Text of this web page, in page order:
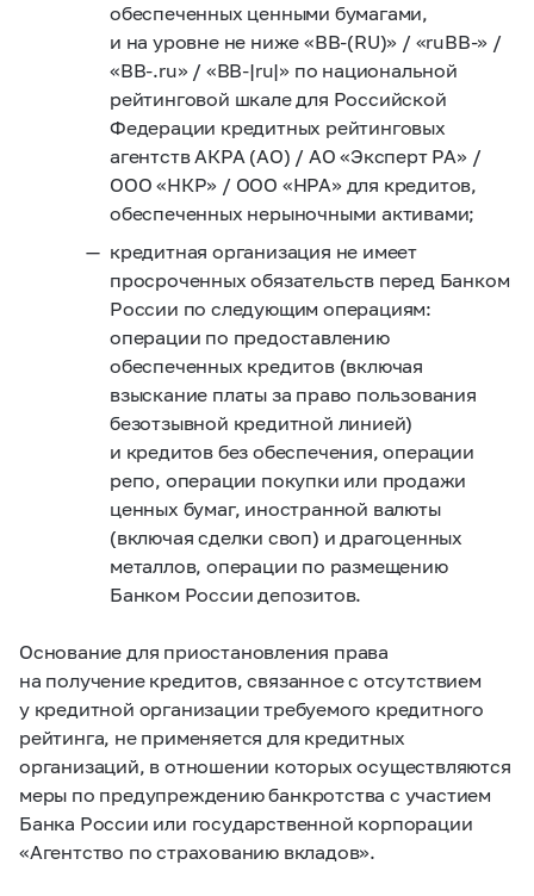
обеспеченных ценными бумагами,
и на уровне не ниже «BB-(RU)» / «ruBB-» /
«BB-.ru» / «BB-|ru|» по национальной
рейтинговой шкале для Российской
Федерации кредитных рейтинговых
агентств АКРА (АО) / АО «Эксперт РА» /
ООО «НКР» / ООО «НРА» для кредитов,
обеспеченных нерыночными активами;
кредитная организация не имеет
просроченных обязательств перед Банком
России по следующим операциям:
операции по предоставлению
обеспеченных кредитов (включая
взыскание платы за право пользования
безотзывной кредитной линией)
и кредитов без обеспечения, операции
репо, операции покупки или продажи
ценных бумаг, иностранной валюты
(включая сделки своп) и драгоценных
металлов, операции по размещению
Банком России депозитов.
Основание для приостановления права
на получение кредитов, связанное с отсутствием
у кредитной организации требуемого кредитного
рейтинга, не применяется для кредитных
организаций, в отношении которых осуществляются
меры по предупреждению банкротства с участием
Банка России или государственной корпорации
«Агентство по страхованию вкладов».